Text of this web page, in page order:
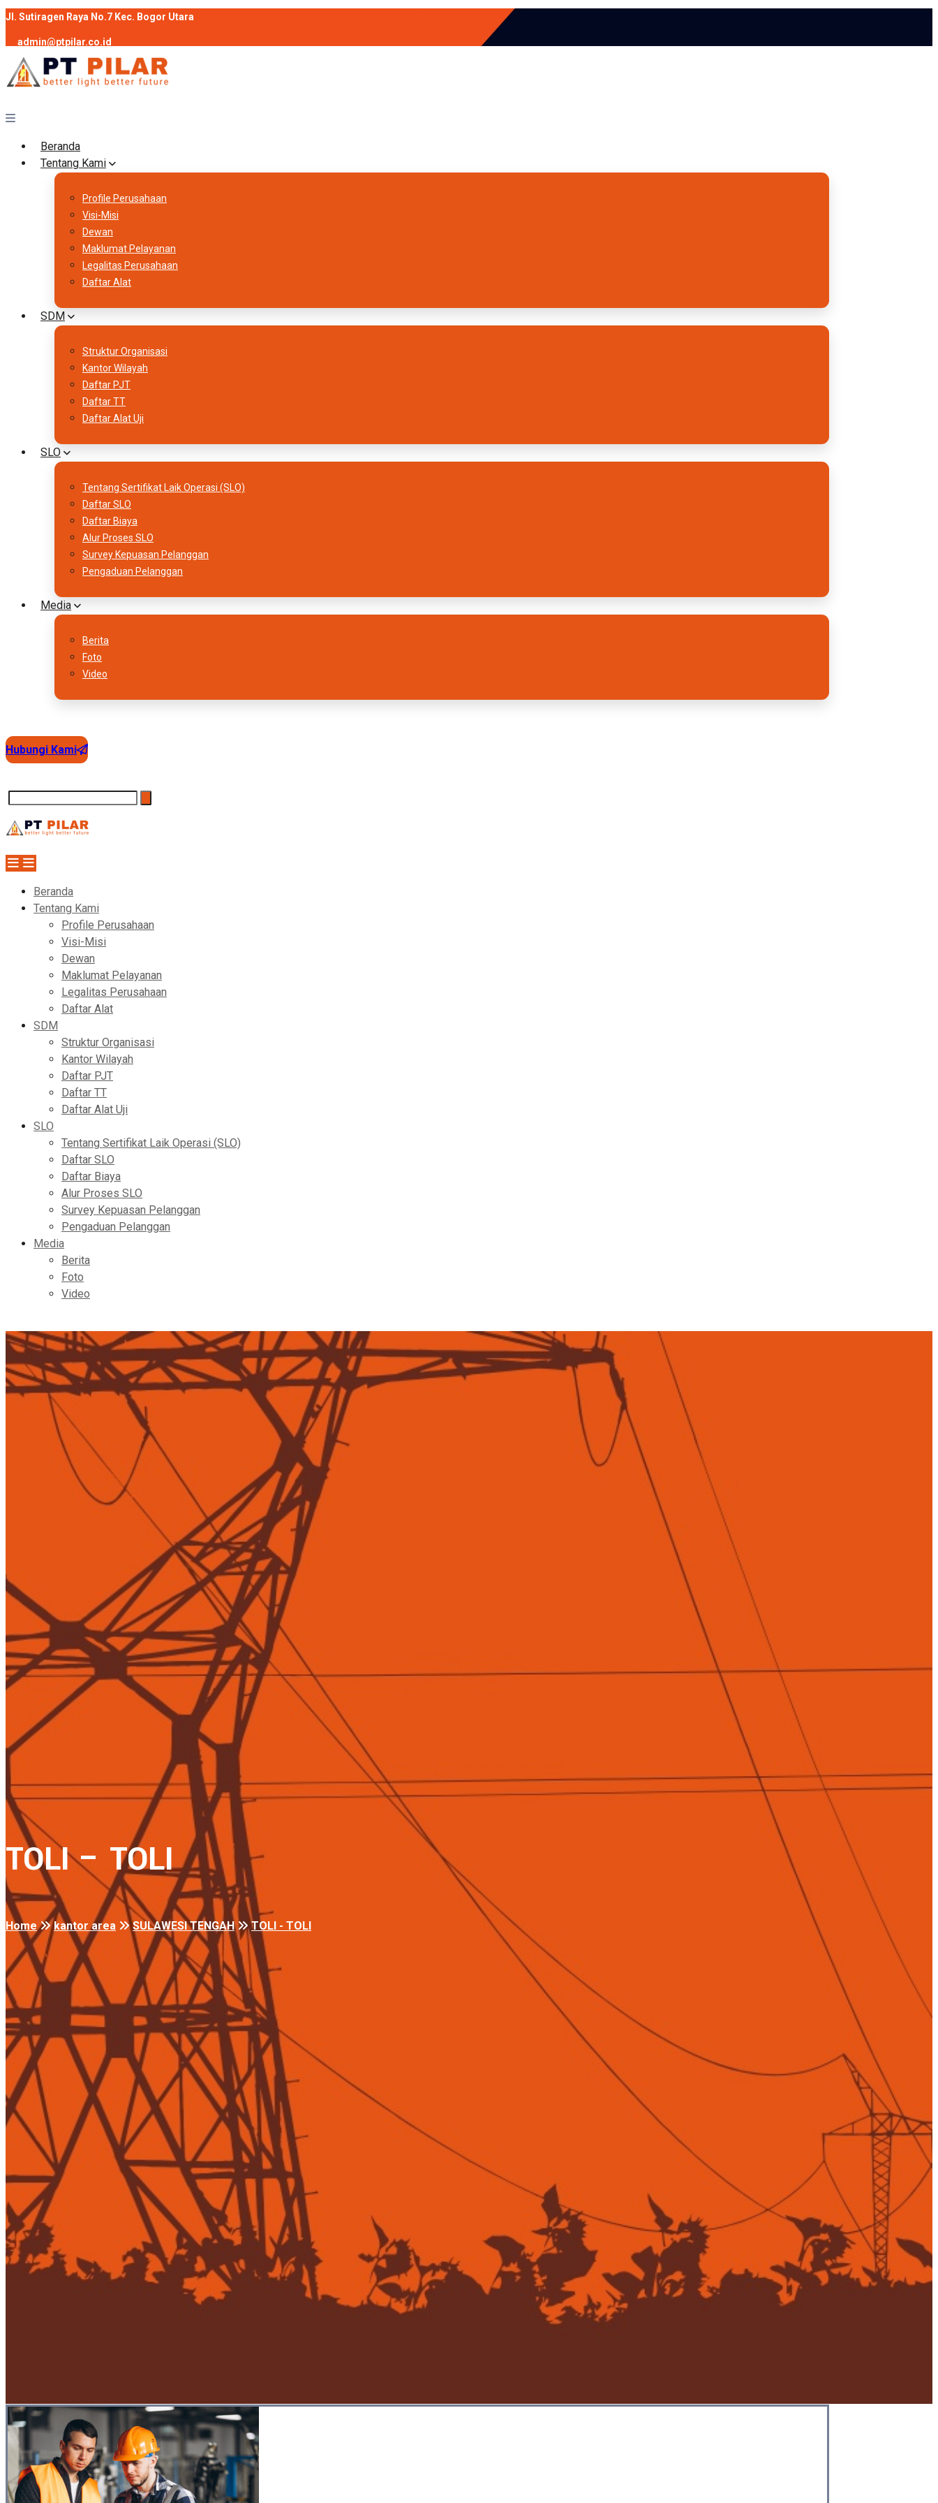
Jl. Sutiragen Raya No.7 Kec. Bogor Utara
admin@ptpilar.co.id
+62 812-9080-0020
instagram facebook
Follow :
Beranda
Tentang Kami
Profile Perusahaan
Visi-Misi
Dewan
Maklumat Pelayanan
Legalitas Perusahaan
Daftar Alat
SDM
Struktur Organisasi
Kantor Wilayah
Daftar PJT
Daftar TT
Daftar Alat Uji
SLO
Tentang Sertifikat Laik Operasi (SLO)
Daftar SLO
Daftar Biaya
Alur Proses SLO
Survey Kepuasan Pelanggan
Pengaduan Pelanggan
Media
Berita
Foto
Video
Hubungi Kami
Beranda
Tentang Kami
Profile Perusahaan
Visi-Misi
Dewan
Maklumat Pelayanan
Legalitas Perusahaan
Daftar Alat
SDM
Struktur Organisasi
Kantor Wilayah
Daftar PJT
Daftar TT
Daftar Alat Uji
SLO
Tentang Sertifikat Laik Operasi (SLO)
Daftar SLO
Daftar Biaya
Alur Proses SLO
Survey Kepuasan Pelanggan
Pengaduan Pelanggan
Media
Berita
Foto
Video
TOLI – TOLI
Home kantor area SULAWESI TENGAH TOLI - TOLI